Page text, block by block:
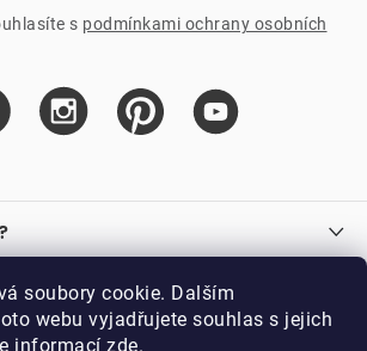
soubory cookie. Dalším
webu vyjadřujete souhlas s jejich
informací zde.
s podmínkami ochrany osobních